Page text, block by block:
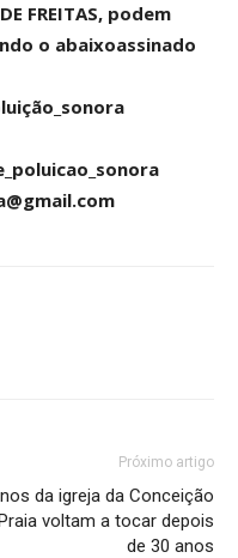
FREITAS, podem
o abaixoassinado
Próximo artigo
da igreja da Conceição
voltam a tocar depois
de 30 anos